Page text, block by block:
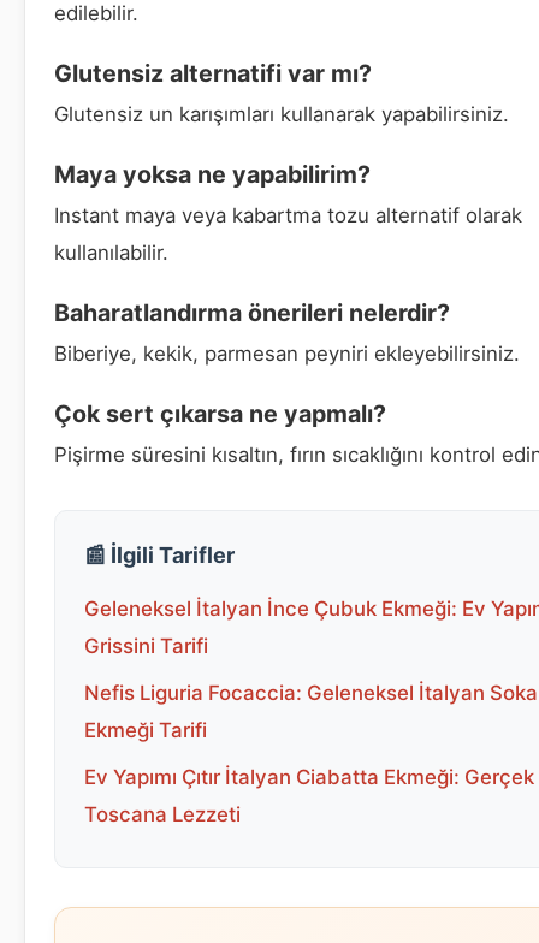
edilebilir.
Glutensiz alternatifi var mı?
Glutensiz un karışımları kullanarak yapabilirsiniz.
Maya yoksa ne yapabilirim?
Instant maya veya kabartma tozu alternatif olarak
kullanılabilir.
Baharatlandırma önerileri nelerdir?
Biberiye, kekik, parmesan peyniri ekleyebilirsiniz.
Çok sert çıkarsa ne yapmalı?
Pişirme süresini kısaltın, fırın sıcaklığını kontrol
📰 İlgili Tarifler
Geleneksel İtalyan İnce Çubuk Ekmeği: Ev
Grissini Tarifi
Nefis Liguria Focaccia: Geleneksel İtalyan
Ekmeği Tarifi
Ev Yapımı Çıtır İtalyan Ciabatta Ekmeği: Gerçek
Toscana Lezzeti